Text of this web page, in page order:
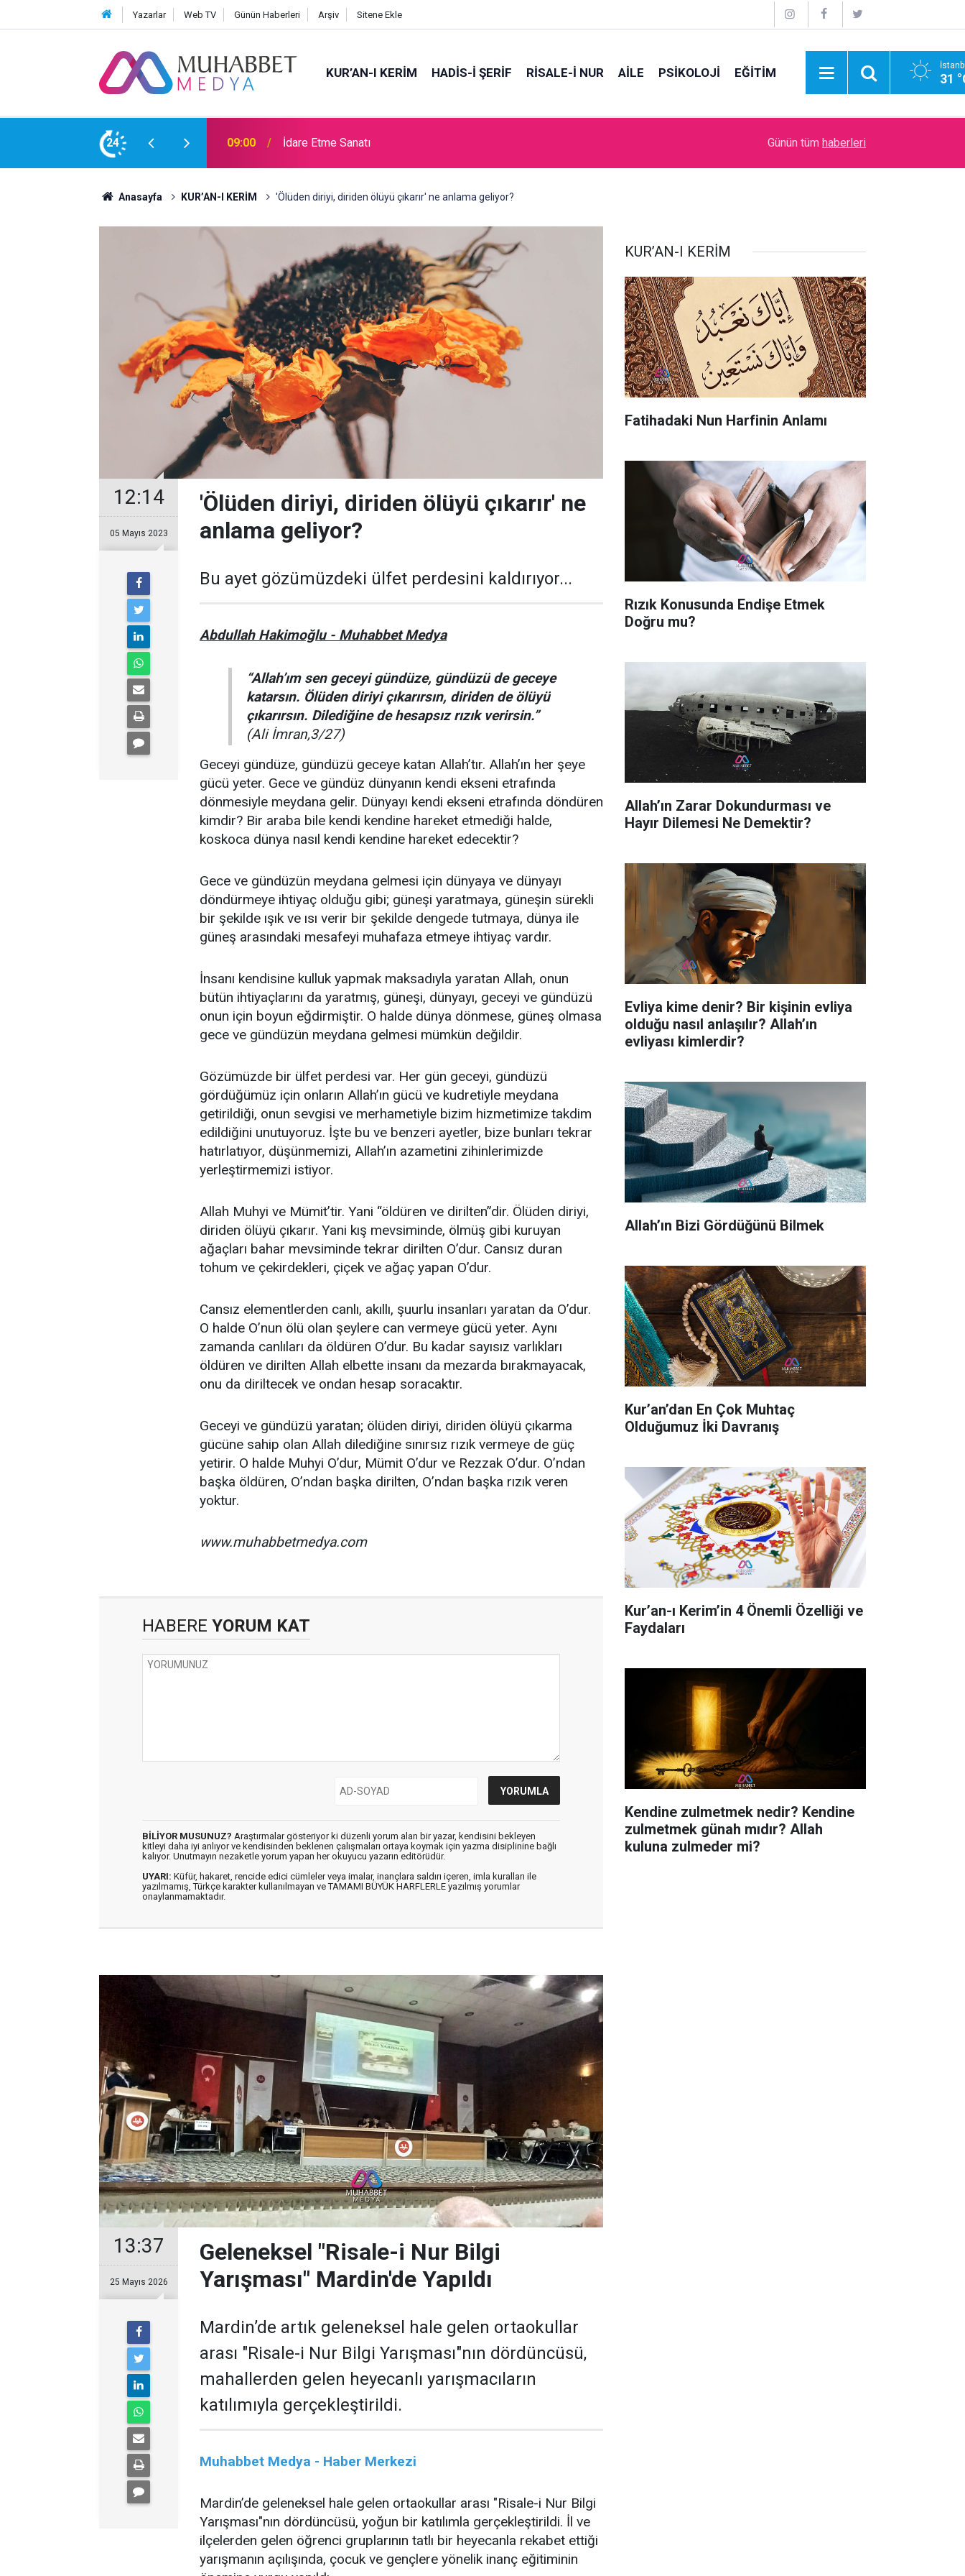
Yazarlar Web TV Günün Haberleri Arşiv Sitene Ekle
KUR’AN-I KERİM HADİS-İ ŞERİF RİSALE-İ NUR AİLE PSİKOLOJİ EĞİTİM 31
24 11:48 Bir can kardeşin ardından… Zenginlik ve Fakirlikle Olan İmtihan
Günün tüm haberleri
Anasayfa KUR’AN-I KERİM 'Ölüden diriyi, diriden ölüyü çıkarır' ne anlama geliyor?
12:14
05 Mayıs 2023
'Ölüden diriyi, diriden ölüyü çıkarır' ne
anlama geliyor?
Bu ayet gözümüzdeki ülfet perdesini kaldırıyor...
Abdullah Hakimoğlu - Muhabbet Medya
“Allah’ım sen geceyi gündüze, gündüzü de geceye
katarsın. Ölüden diriyi çıkarırsın, diriden de ölüyü
çıkarırsın. Dilediğine de hesapsız rızık verirsin.”
(Ali İmran,3/27)
Geceyi gündüze, gündüzü geceye katan Allah’tır. Allah’ın her şeye
gücü yeter. Gece ve gündüz dünyanın kendi ekseni etrafında
dönmesiyle meydana gelir. Dünyayı kendi ekseni etrafında döndüren
kimdir? Bir araba bile kendi kendine hareket etmediği halde,
koskoca dünya nasıl kendi kendine hareket edecektir?
Gece ve gündüzün meydana gelmesi için dünyaya ve dünyayı
döndürmeye ihtiyaç olduğu gibi; güneşi yaratmaya, güneşin sürekli
bir şekilde ışık ve ısı verir bir şekilde dengede tutmaya, dünya ile
güneş arasındaki mesafeyi muhafaza etmeye ihtiyaç vardır.
İnsanı kendisine kulluk yapmak maksadıyla yaratan Allah, onun
bütün ihtiyaçlarını da yaratmış, güneşi, dünyayı, geceyi ve gündüzü
onun için boyun eğdirmiştir. O halde dünya dönmese, güneş olmasa
gece ve gündüzün meydana gelmesi mümkün değildir.
Gözümüzde bir ülfet perdesi var. Her gün geceyi, gündüzü
gördüğümüz için onların Allah’ın gücü ve kudretiyle meydana
getirildiği, onun sevgisi ve merhametiyle bizim hizmetimize takdim
edildiğini unutuyoruz. İşte bu ve benzeri ayetler, bize bunları tekrar
hatırlatıyor, düşünmemizi, Allah’ın azametini zihinlerimizde
yerleştirmemizi istiyor.
Allah Muhyi ve Mümit’tir. Yani “öldüren ve dirilten”dir. Ölüden diriyi,
diriden ölüyü çıkarır. Yani kış mevsiminde, ölmüş gibi kuruyan
ağaçları bahar mevsiminde tekrar dirilten O’dur. Cansız duran
tohum ve çekirdekleri, çiçek ve ağaç yapan O’dur.
Cansız elementlerden canlı, akıllı, şuurlu insanları yaratan da O’dur.
O halde O’nun ölü olan şeylere can vermeye gücü yeter. Aynı
zamanda canlıları da öldüren O’dur. Bu kadar sayısız varlıkları
öldüren ve dirilten Allah elbette insanı da mezarda bırakmayacak,
onu da diriltecek ve ondan hesap soracaktır.
Geceyi ve gündüzü yaratan; ölüden diriyi, diriden ölüyü çıkarma
gücüne sahip olan Allah dilediğine sınırsız rızık vermeye de güç
yetirir. O halde Muhyi O’dur, Mümit O’dur ve Rezzak O’dur. O’ndan
başka öldüren, O’ndan başka dirilten, O’ndan başka rızık veren
yoktur.
www.muhabbetmedya.com
HABERE YORUM KAT
BİLİYOR MUSUNUZ? Araştırmalar gösteriyor ki düzenli yorum alan bir yazar, kendisini bekleyen
kitleyi daha iyi anlıyor ve kendisinden beklenen çalışmaları ortaya koymak için yazma disiplinine bağlı
kalıyor. Unutmayın nezaketle yorum yapan her okuyucu yazarın editörüdür.
UYARI: Küfür, hakaret, rencide edici cümleler veya imalar, inançlara saldırı içeren, imla kuralları ile
yazılmamış, Türkçe karakter kullanılmayan ve TAMAMI BÜYÜK HARFLERLE yazılmış yorumlar
onaylanmamaktadır.
13:37
25 Mayıs 2026
Geleneksel "Risale-i Nur Bilgi
Yarışması" Mardin'de Yapıldı
Mardin’de artık geleneksel hale gelen ortaokullar
arası "Risale-i Nur Bilgi Yarışması"nın dördüncüsü,
mahallerden gelen heyecanlı yarışmacıların
katılımıyla gerçekleştirildi.
Muhabbet Medya - Haber Merkezi
Mardin’de geleneksel hale gelen ortaokullar arası "Risale-i Nur Bilgi
Yarışması"nın dördüncüsü, yoğun bir katılımla gerçekleştirildi. İl ve
ilçelerden gelen öğrenci gruplarının tatlı bir heyecanla rekabet ettiği
yarışmanın açılışında, çocuk ve gençlere yönelik inanç eğitiminin
KUR’AN-I KERİM
Fatihadaki Nun Harfinin Anlamı
Rızık Konusunda Endişe Etmek
Doğru mu?
Allah’ın Zarar Dokundurması ve
Hayır Dilemesi Ne Demektir?
Evliya kime denir? Bir kişinin evliya
olduğu nasıl anlaşılır? Allah’ın
evliyası kimlerdir?
Allah’ın Bizi Gördüğünü Bilmek
Kur’an’dan En Çok Muhtaç
Olduğumuz İki Davranış
Kur’an-ı Kerim’in 4 Önemli Özelliği ve
Faydaları
Kendine zulmetmek nedir? Kendine
zulmetmek günah mıdır? Allah
kuluna zulmeder mi?